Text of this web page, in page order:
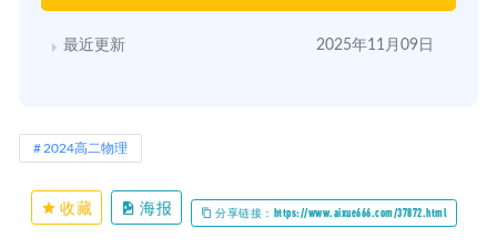
最近更新 2025年11月09日
2024高二物理
收藏 海报 分享链接：https://www.aixue666.com/37872.html